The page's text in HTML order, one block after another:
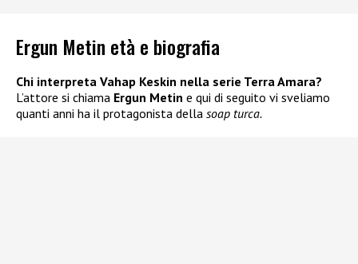
Ergun Metin età e biografia
Chi interpreta Vahap Keskin nella serie Terra Amara?
L’attore si chiama Ergun Metin e qui di seguito vi sveliamo
quanti anni ha il protagonista della soap turca.